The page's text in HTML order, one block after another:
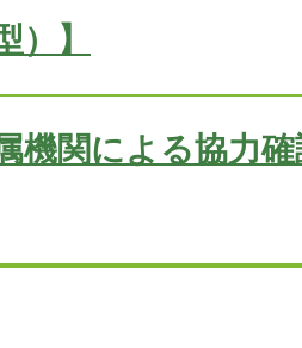
）】
機関による協力